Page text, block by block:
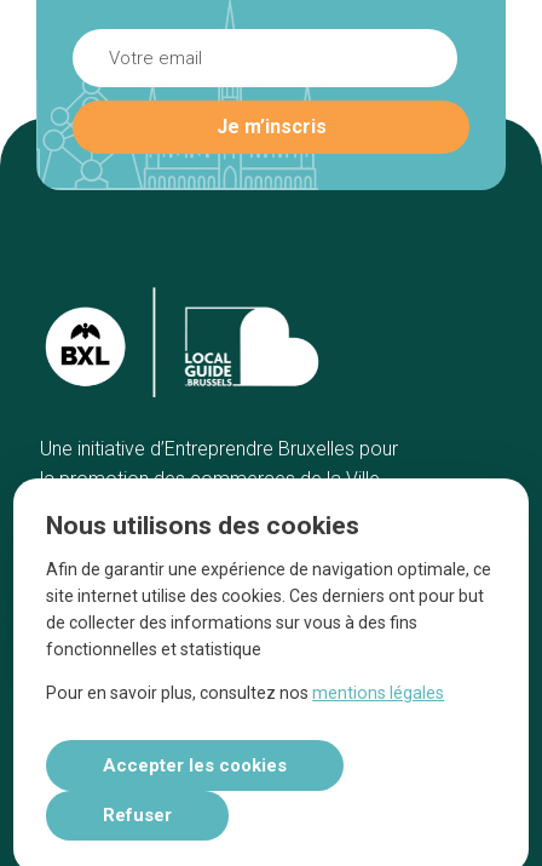
Une initiative d’Entreprendre Bruxelles pour
la promotion des commerces de la Ville
Accueil
Bonnes adresses
Quartiers
Blog
Tops 10
Artisans
A propos
On parle de nous
Nous utilisons des cookies
Afin de garantir une expérience de navigation optimale, ce
site internet utilise des cookies. Ces derniers ont pour but
de collecter des informations sur vous à des fins
fonctionnelles et statistique
Pour en savoir plus, consultez nosmentions légales
Accepter les cookies
Refuser